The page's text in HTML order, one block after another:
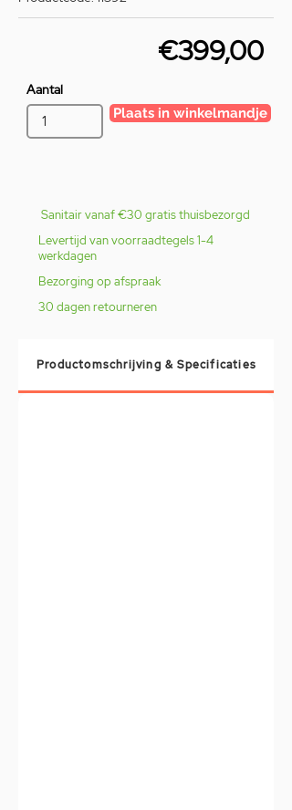
€399,00
Aantal
Plaats in winkelmandje
Sanitair vanaf €30 gratis thuisbezorgd
Levertijd van voorraadtegels 1-4
werkdagen
Bezorging op afspraak
30 dagen retourneren
Productomschrijving & Specificaties